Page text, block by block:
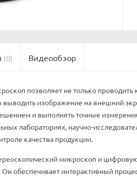
(0) Видеообзор
позволяет не только
изображение на внешний
и выполнять точные
лабораториях, научно-
качества продукции.
микроскоп и
Он обеспечивает интерактивный